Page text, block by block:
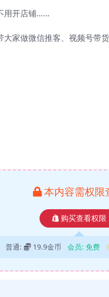
用开店铺……
家做微信推客、视频号带
本内容需权限
购买查看权限
普通: 19.9金币 会员: 免费